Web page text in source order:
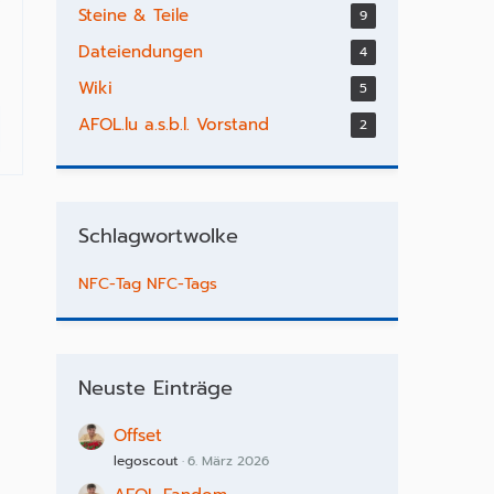
Steine & Teile 9
Dateiendungen 4
Wiki 5
AFOL.lu a.s.b.l. Vorstand 2
Schlagwortwolke
NFC-Tag NFC-Tags
Neuste Einträge
Offset
legoscout 6. März 2026